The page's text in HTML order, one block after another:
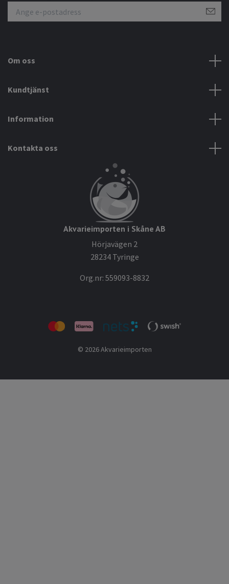
Om oss
Kundtjänst
Information
Kontakta oss
Akvarieimporten i Skåne AB
Hörjavägen 2
28234 Tyringe
Org.nr: 559093-8832
© 2026 Akvarieimporten